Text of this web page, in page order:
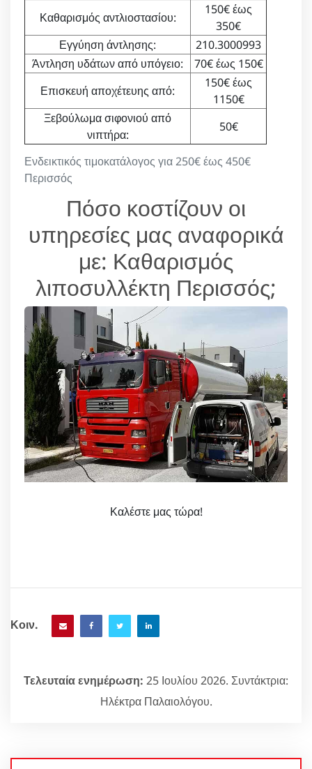
Ενδεικτικός τιμοκατάλογος για 250€ έως 450€
Περισσός
Καθαρισμός αντλιοστασίου:
150€ έως
350€
Εγγύηση άντλησης:
210.3000993
Άντληση υδάτων από υπόγειο:
70€ έως 150€
Επισκευή αποχέτευης από:
150€ έως
1150€
Ξεβούλωμα σιφονιού από
νιπτήρα:
50€
Πόσο κοστίζουν οι
υπηρεσίες μας αναφορικά
με: Καθαρισμός
λιποσυλλέκτη Περισσός;
Καλέστε μας τώρα!
Κοιν.
Τελευταία ενημέρωση: 25 Ιουλίου 2026. Συντάκτρια:
Ηλέκτρα Παλαιολόγου.